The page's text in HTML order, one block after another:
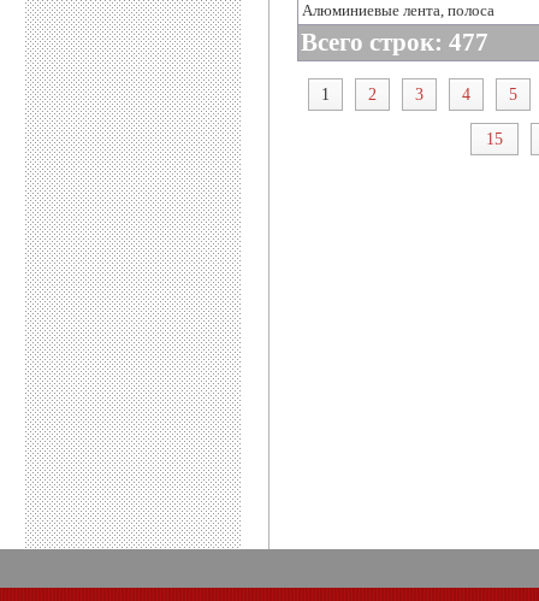
Алюминиевые лента, полоса
Всего строк: 477
1 2 3 4 5
15